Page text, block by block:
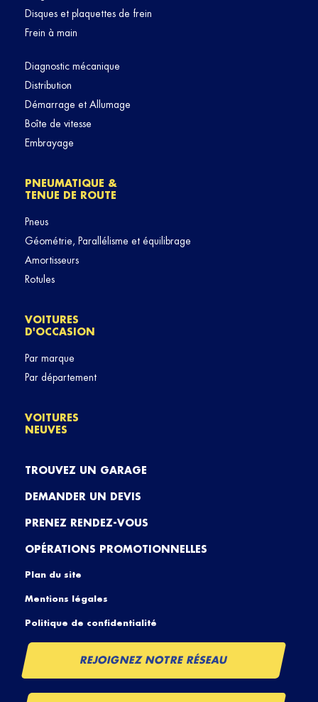
Disques et plaquettes de frein
Frein à main
Diagnostic mécanique
Distribution
Démarrage et Allumage
Boîte de vitesse
Embrayage
PNEUMATIQUE &
TENUE DE ROUTE
Pneus
Géométrie, Parallélisme et équilibrage
Amortisseurs
Rotules
VOITURES
D'OCCASION
Par marque
Par département
VOITURES
NEUVES
TROUVEZ UN GARAGE
DEMANDER UN DEVIS
PRENEZ RENDEZ-VOUS
OPÉRATIONS PROMOTIONNELLES
Plan du site
Mentions légales
Politique de confidentialité
REJOIGNEZ NOTRE RÉSEAU